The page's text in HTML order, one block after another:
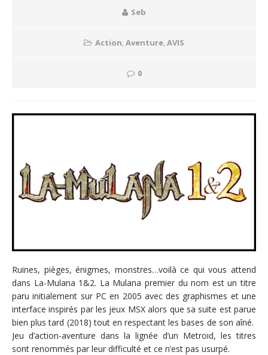
Seb
Action,Aventure,AVIS
0
Ruines, pièges, énigmes, monstres…voilà ce qui vous attend
dans La-Mulana 1&2. La Mulana premier du nom est un titre
paru initialement sur PC en 2005 avec des graphismes et une
interface inspirés par les jeux MSX alors que sa suite est parue
bien plus tard (2018) tout en respectant les bases de son aîné.
Jeu d’action-aventure dans la lignée d’un Metroid, les titres
sont renommés par leur difficulté et ce n’est pas usurpé.